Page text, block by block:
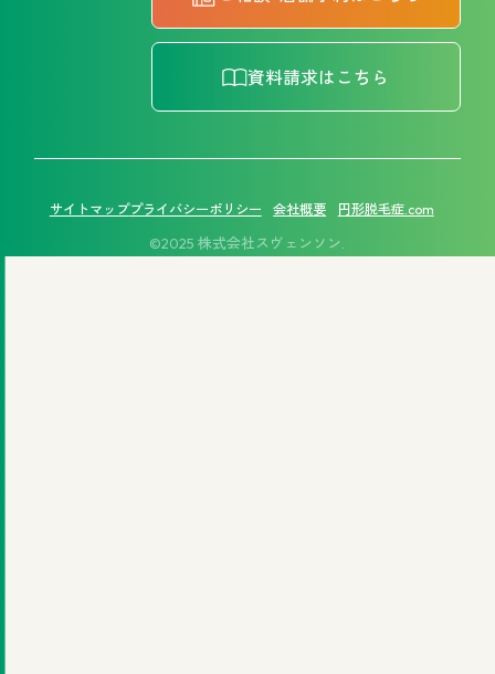
資料請求はこちら
サイトマッププライバシーポリシー 会社概要 円形脱毛症.com
©2025 株式会社スヴェンソン.